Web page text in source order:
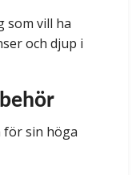
som vill ha
och djup i
för sin höga